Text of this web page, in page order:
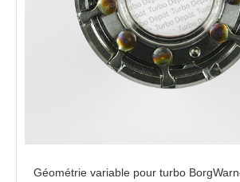
Géométrie variable pour turbo